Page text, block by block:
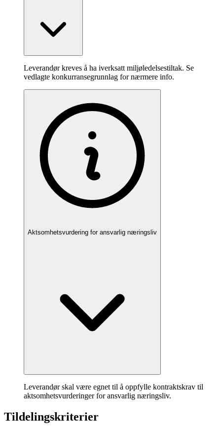
Leverandør kreves å ha iverksatt miljøledelsestiltak. Se
vedlagte konkurransegrunnlag for nærmere info.
Aktsomhetsvurdering for ansvarlig næringsliv
Leverandør skal være egnet til å oppfylle kontraktskrav til
aktsomhetsvurderinger for ansvarlig næringsliv.
Tildelingskriterier